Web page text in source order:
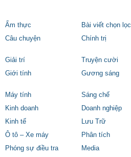
Ẩm thực Bài viết chọn lọc
Câu chuyện
Chính trị
Giải trí
Truyện cười
Giới tính
Gương sáng
Máy tính
Sáng chế
Kinh doanh
Doanh nghiệp
Kinh tế
Lưu Trữ
Ô tô – Xe máy
Phân tích
Phóng sự điều tra
Media